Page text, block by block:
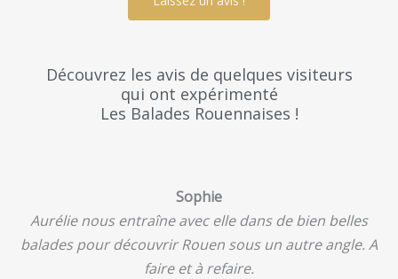
Découvrez les avis de quelques visiteurs
qui ont expérimenté
Les Balades Rouennaises !
Sophie
Aurélie nous entraîne avec elle dans de bien belles
balades pour découvrir Rouen sous un autre angle. A
faire et à refaire.